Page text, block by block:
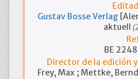
Gustav Bosse Verlag
aktuell
BE 2248
Director de la edición
Frey, Max ; Mettke,